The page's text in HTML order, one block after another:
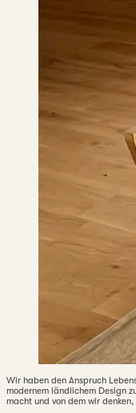
Wir haben den Anspruch
modernem ländlichem Design
macht und von dem wir